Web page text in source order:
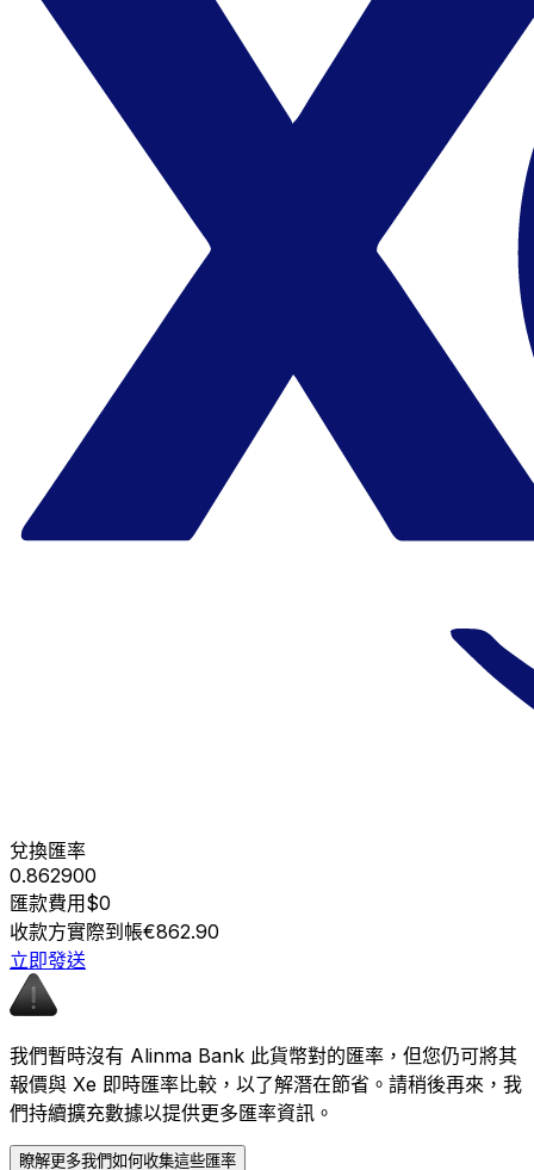
兌換匯率
0.862900
匯款費用$0
收款方實際到帳€862.90
立即發送
我們暫時沒有 Alinma Bank 此貨幣對的匯率，但您仍可將其
報價與 Xe 即時匯率比較，以了解潛在節省。請稍後再來，我
們持續擴充數據以提供更多匯率資訊。
瞭解更多我們如何收集這些匯率